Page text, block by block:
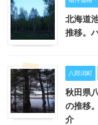
北海道
推移。
八郎潟町
秋田県
の推移
介